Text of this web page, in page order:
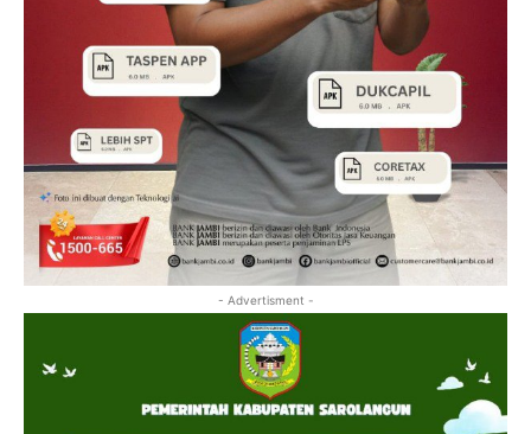
- Advertisment -